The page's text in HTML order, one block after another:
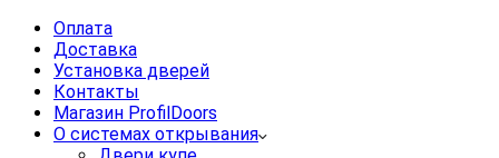
Оплата
Доставка
Установка дверей
Контакты
Магазин ProfilDoors
О системах открывания